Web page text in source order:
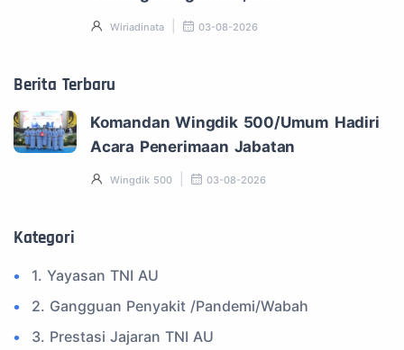
Wiriadinata 03-08-2026
Berita Terbaru
Komandan Wingdik 500/Umum Hadiri
Acara Penerimaan Jabatan
Wingdik 500 03-08-2026
Kategori
1. Yayasan TNI AU
2. Gangguan Penyakit /Pandemi/Wabah
3. Prestasi Jajaran TNI AU